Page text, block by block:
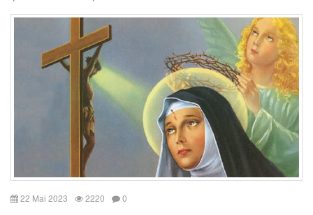
22 Mai 2023 2220 0